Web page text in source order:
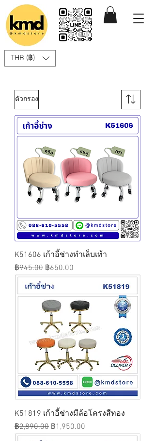
THB (฿)
ตัวกรอง
K51606 เก้าอี้ช่างทำเล็บเท้า
ราคาปกติ
฿945.00 ราคาขายลด
฿650.00
K51819 เก้าอี้ช่างมีล้อโครงสีทอง
ราคาปกติ
฿2,890.00 ราคาขายลด
฿1,950.00